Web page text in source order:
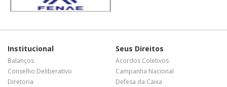
Institucional
Balanços
Conselho Deliberativo
Diretoria
Seus Direitos
Acordos Coletivos
Campanha Nacional
Defesa da Caixa